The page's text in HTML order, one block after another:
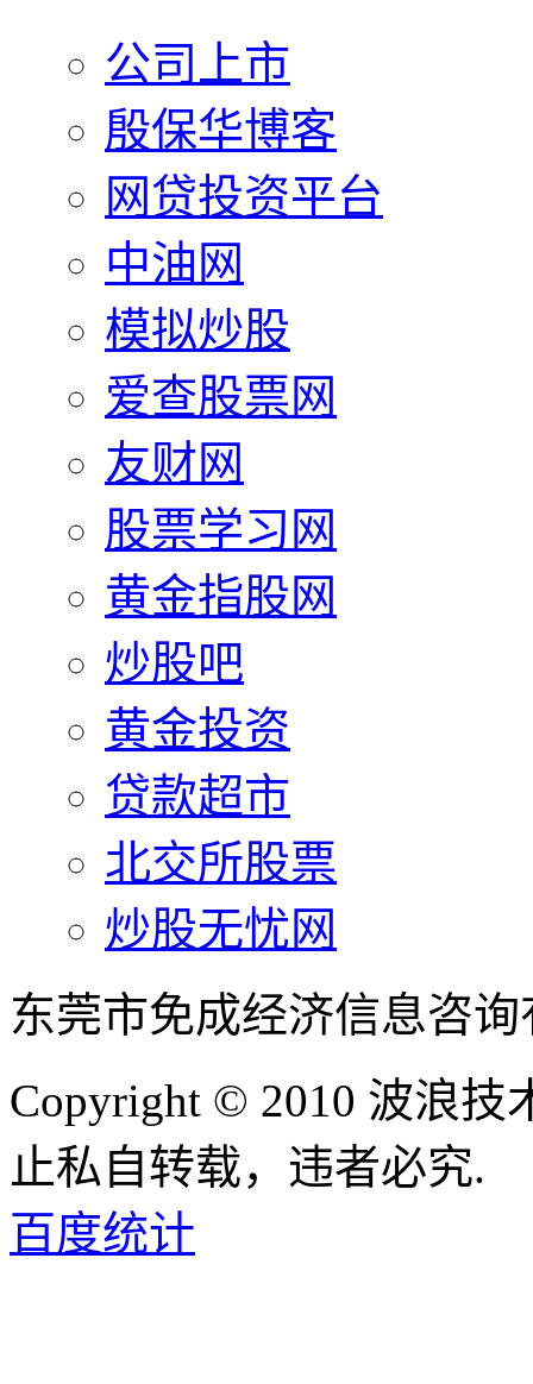
公司上市
殷保华博客
网贷投资平台
中油网
模拟炒股
爱查股票网
友财网
股票学习网
黄金指股网
炒股吧
黄金投资
贷款超市
北交所股票
炒股无忧网
东莞市免成经济信息咨
Copyright © 2010 波浪技
止私自转载，违者必究.
百度统计